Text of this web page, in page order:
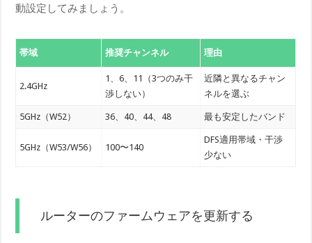
動設定してみましょう。
帯域 推奨チャンネル 理由
2.4GHz
1、6、11（3つのみ干
渉しない）
近隣と異なるチャン
ネルを選ぶ
5GHz（W52） 36、40、44、48 最も安定したバンド
5GHz（W53/W56） 100〜140
DFS適用帯域・干渉
少ない
ルーターのファームウェアを更新する